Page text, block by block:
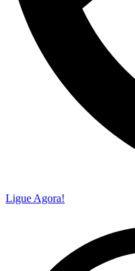
Ligue Agora!